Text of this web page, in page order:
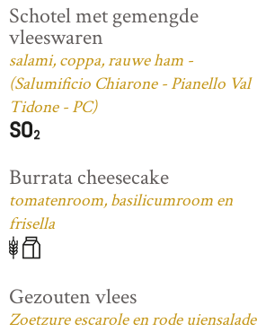
Schotel met gemengde
vleeswaren
salami, coppa, rauwe ham -
(Salumificio Chiarone - Pianello Val
Tidone - PC)
Burrata cheesecake
tomatenroom, basilicumroom en
frisella
Gezouten vlees
Zoetzure escarole en rode uiensalade